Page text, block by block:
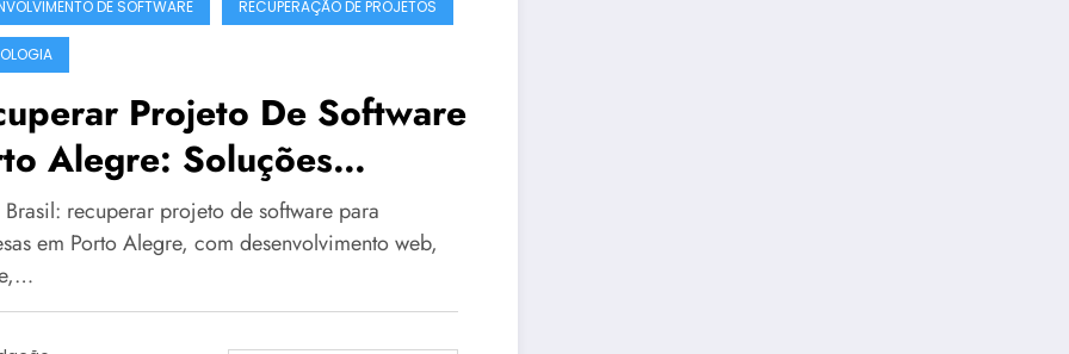
DE SOFTWARE RECUPERAÇÃO DE PROJETOS
Projeto De Software
Alegre: Soluções
da OT3N Brasil –
4098
recuperar projeto de software para
em Porto Alegre, com desenvolvimento web,